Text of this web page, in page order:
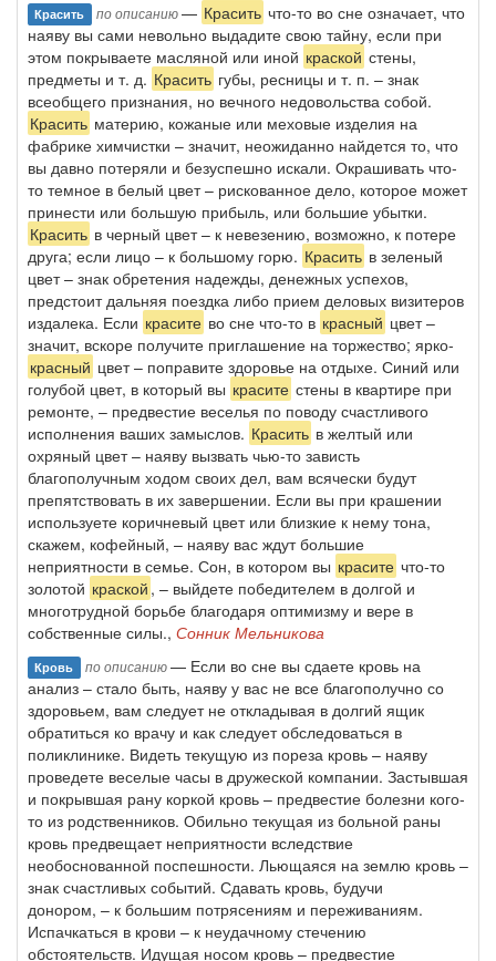
Красить по описанию— Красить что-то во сне означает, что
наяву вы сами невольно выдадите свою тайну, если при
этом покрываете масляной или иной краской стены,
предметы и т. д. Красить губы, ресницы и т. п. – знак
всеобщего признания, но вечного недовольства собой.
Красить материю, кожаные или меховые изделия на
фабрике химчистки – значит, неожиданно найдется то, что
вы давно потеряли и безуспешно искали. Окрашивать что-
то темное в белый цвет – рискованное дело, которое может
принести или большую прибыль, или большие убытки.
Красить в черный цвет – к невезению, возможно, к потере
друга; если лицо – к большому горю. Красить в зеленый
цвет – знак обретения надежды, денежных успехов,
предстоит дальняя поездка либо прием деловых визитеров
издалека. Если красите во сне что-то в красный цвет –
значит, вскоре получите приглашение на торжество; ярко-
красный цвет – поправите здоровье на отдыхе. Синий или
голубой цвет, в который вы красите стены в квартире при
ремонте, – предвестие веселья по поводу счастливого
исполнения ваших замыслов. Красить в желтый или
охряный цвет – наяву вызвать чью-то зависть
благополучным ходом своих дел, вам всячески будут
препятствовать в их завершении. Если вы при крашении
используете коричневый цвет или близкие к нему тона,
скажем, кофейный, – наяву вас ждут большие
неприятности в семье. Сон, в котором вы красите что-то
золотой краской , – выйдете победителем в долгой и
многотрудной борьбе благодаря оптимизму и вере в
собственные силы., Сонник Мельникова
Кровь по описанию— Если во сне вы сдаете кровь на
анализ – стало быть, наяву у вас не все благополучно со
здоровьем, вам следует не откладывая в долгий ящик
обратиться ко врачу и как следует обследоваться в
поликлинике. Видеть текущую из пореза кровь – наяву
проведете веселые часы в дружеской компании. Застывшая
и покрывшая рану коркой кровь – предвестие болезни кого-
то из родственников. Обильно текущая из больной раны
кровь предвещает неприятности вследствие
необоснованной поспешности. Льющаяся на землю кровь –
знак счастливых событий. Сдавать кровь, будучи
донором, – к большим потрясениям и переживаниям.
Испачкаться в крови – к неудачному стечению
обстоятельств. Идущая носом кровь – предвестие